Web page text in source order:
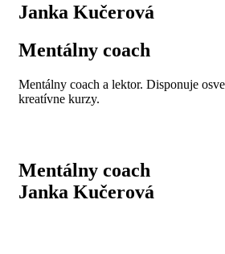
Janka Kučerová
Mentálny coach
Mentálny coach a lektor. Disponuje
kreatívne kurzy.
Mentálny coach
Janka Kučerová